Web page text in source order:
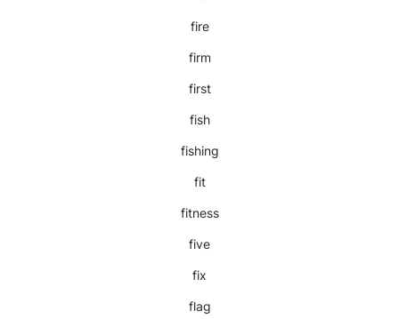
fire
firm
first
fish
fishing
fit
fitness
five
fix
flag